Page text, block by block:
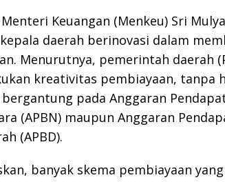
Keuangan (Menkeu) Sri
daerah berinovasi dalam
Menurutnya, pemerintah daerah
kreativitas pembiayaan, tanpa
pada Anggaran
(APBN) maupun Anggaran
(APBD).
banyak skema pembiayaan